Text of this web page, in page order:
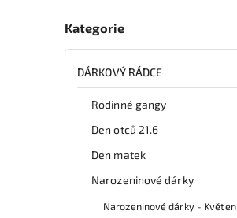
Kategorie
DÁRKOVÝ RÁDCE
Rodinné gangy
Den otců 21.6
Den matek
Narozeninové dárky
Narozeninové dárky - Květen